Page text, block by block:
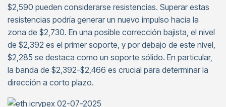
$2,590 pueden considerarse resistencias. Superar estas
resistencias podría generar un nuevo impulso hacia la
zona de $2,730. En una posible corrección bajista, el nivel
de $2,392 es el primer soporte, y por debajo de este nivel,
$2,285 se destaca como un soporte sólido. En particular,
la banda de $2,392-$2,466 es crucial para determinar la
dirección a corto plazo.